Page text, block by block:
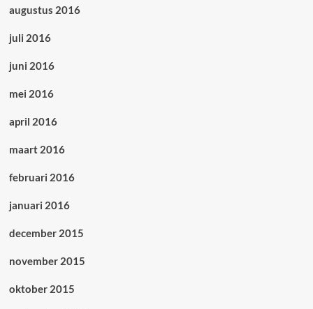
augustus 2016
juli 2016
juni 2016
mei 2016
april 2016
maart 2016
februari 2016
januari 2016
december 2015
november 2015
oktober 2015